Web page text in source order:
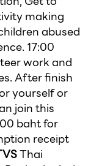
making
abused
17:00
work and
After finish
yourself or
join this
baht for
receipt
Thai